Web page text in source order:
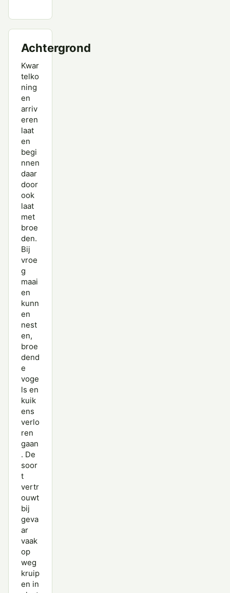
Achtergrond
Kwar
telko
ning
en
arriv
eren
laat
en
begi
nnen
daar
door
ook
laat
met
broe
den.
Bij
vroe
g
maai
en
kunn
en
nest
en,
broe
dend
e
voge
ls en
kuik
ens
verlo
ren
gaan
. De
soor
t
vertr
ouwt
bij
geva
ar
vaak
op
weg
kruip
en in